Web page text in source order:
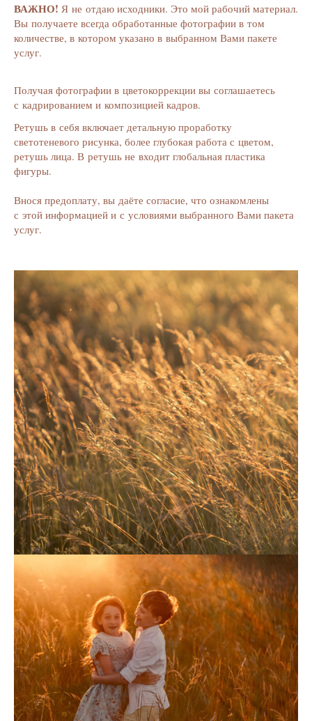
ВАЖНО! Я не отдаю исходники. Это мой рабочий материал.
Вы получаете всегда обработанные фотографии в том
количестве, в котором указано в выбранном Вами пакете
услуг.
Получая фотографии в цветокоррекции вы соглашаетесь
с кадрированием и композицией кадров.
Ретушь в себя включает детальную проработку
светотеневого рисунка, более глубокая работа с цветом,
ретушь лица. В ретушь не входит глобальная пластика
фигуры.
Внося предоплату, вы даёте согласие, что ознакомлены
с этой информацией и с условиями выбранного Вами пакета
услуг.